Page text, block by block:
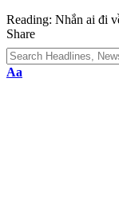
Reading: Nhắn ai đi
Share
Font
Aa